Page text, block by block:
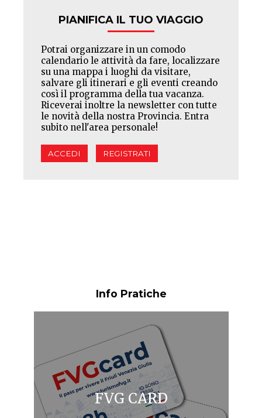
PIANIFICA IL TUO VIAGGIO
Potrai organizzare in un comodo
calendario le attività da fare, localizzare
su una mappa i luoghi da visitare,
salvare gli itinerari e gli eventi creando
così il programma della tua vacanza.
Riceverai inoltre la newsletter con tutte
le novità della nostra Provincia. Entra
subito nell'area personale!
ACCEDI REGISTRATI
Info Pratiche
FVG CARD